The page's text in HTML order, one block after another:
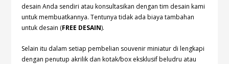
desain Anda sendiri atau konsultasikan dengan tim desain kami
untuk membuatkannya. Tentunya tidak ada biaya tambahan
untuk desain (FREE DESAIN).
Selain itu dalam setiap pembelian souvenir miniatur di lengkapi
dengan penutup akrilik dan kotak/box eksklusif beludru atau